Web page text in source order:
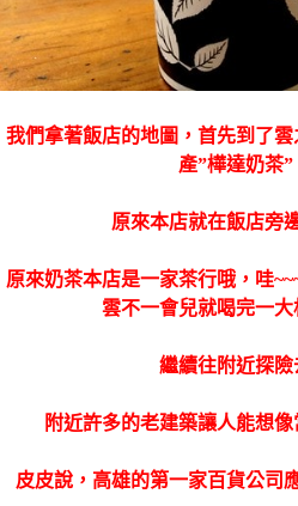
我們拿著飯店的地圖，首先到了
產”樺達奶茶”
原來本店就在飯店旁
原來奶茶本店是一家茶行哦，哇
雲不一會兒就喝完一
繼續往附近探險
附近許多的老建築讓人能想
皮皮說，高雄的第一家百貨公司